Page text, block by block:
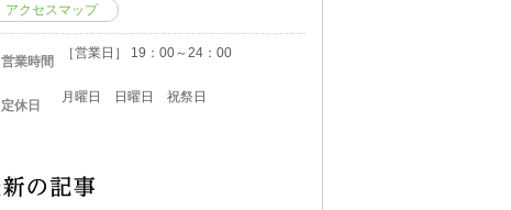
アクセスマップ
営業時間
［営業日］ 19：00～24：00
定休日
月曜日 日曜日 祝祭日